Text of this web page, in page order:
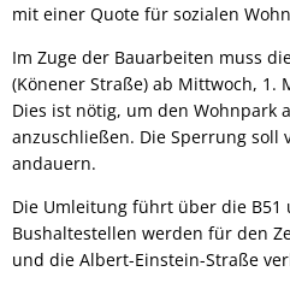
mit einer Quote für sozialen
Im Zuge der Bauarbeiten muss
(Könener Straße) ab Mittwoch, 1.
Dies ist nötig, um den Wohnpark
anzuschließen. Die Sperrung soll
andauern.
Die Umleitung führt über die
Bushaltestellen werden für den
und die Albert-Einstein-Straße